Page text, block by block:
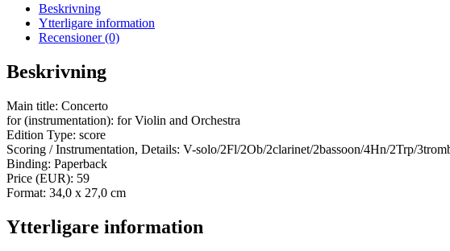
Beskrivning
Ytterligare information
Recensioner (0)
Beskrivning
Main title: Concerto
for (instrumentation): for Violin and Orchestra
Edition Type: score
Scoring / Instrumentation, Details: V-solo/2Fl/2Ob/2clarinet/2bassoon/4Hn/2Trp/
Binding: Paperback
Price (EUR): 59
Format: 34,0 x 27,0 cm
Ytterligare information